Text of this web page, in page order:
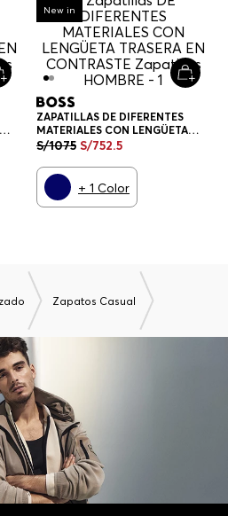
ZAPATILLAS DE DIFERENTES
MATERIALES CON LENGÜETA
TRASERA EN CONTRASTE
ZAPATILLAS HOMBRE
S/1075 S/752.5
HUGO BOSS
en tu próxima compra